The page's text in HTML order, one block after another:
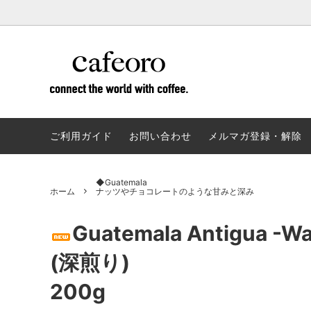
数量限定の特別なコーヒー
コーヒ
月替わりのおすすめコーヒー
甘味たっぷり豊かな味わい
甘・酸
◆Colombia
フルーティーで特別なコーヒー
ご利用ガイド お問い合わせ メルマガ登録・解除
ホーム
◆Guatemala
ナッツやチョコレートのような甘みと深み
Guatemala Antigua -
(深煎り)
200g